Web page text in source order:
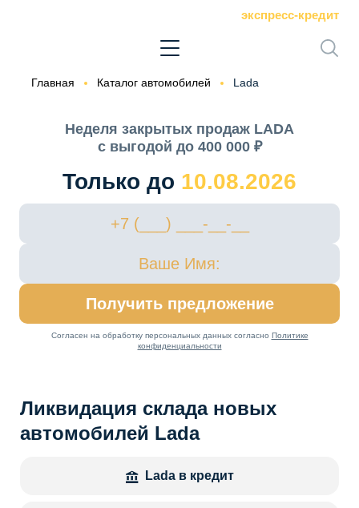
экспресс-кредит
Главная Каталог автомобилей Lada
Неделя закрытых продаж LADA
с выгодой до 400 000 ₽
Только до 10.08.2026
Получить предложение
Согласен на обработку персональных данных согласно Политике
конфиденциальности
Ликвидация склада новых
автомобилей Lada
Lada в кредит